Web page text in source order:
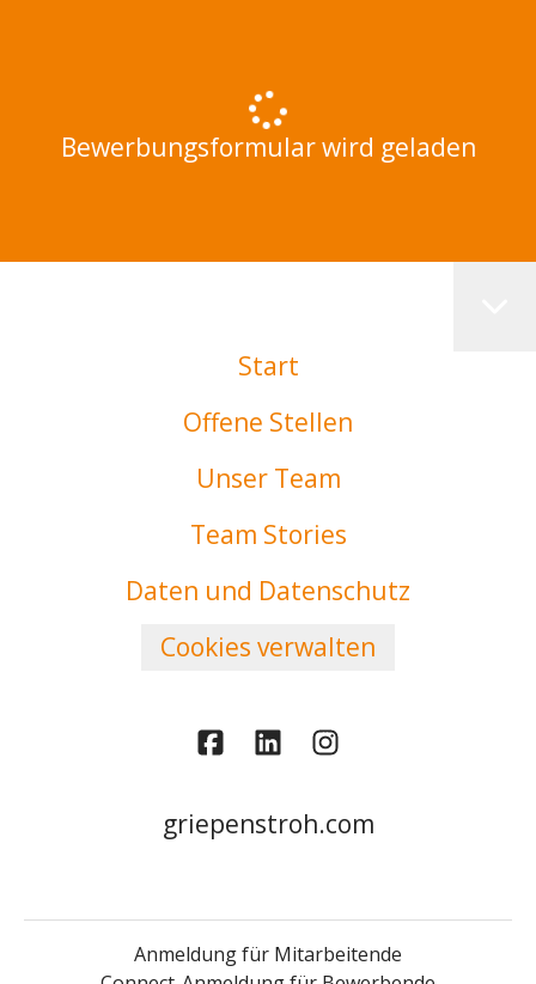
Bewerbungsformular wird geladen
Start
Offene Stellen
Unser Team
Team Stories
Daten und Datenschutz
Cookies verwalten
griepenstroh.com
Anmeldung für Mitarbeitende